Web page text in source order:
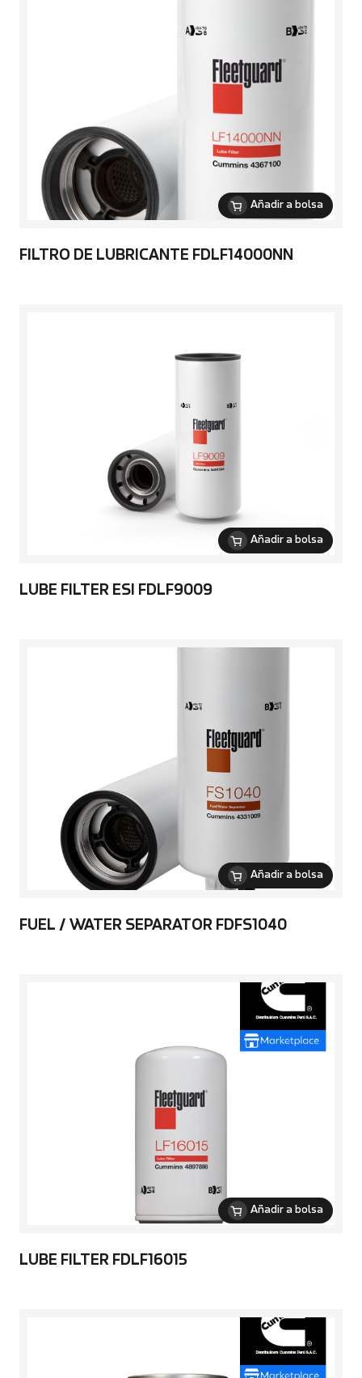
Añadir a bolsa
FILTRO DE LUBRICANTE FDLF14000NN
Añadir a bolsa
LUBE FILTER ESI FDLF9009
Añadir a bolsa
FUEL / WATER SEPARATOR FDFS1040
Añadir a bolsa
LUBE FILTER FDLF16015